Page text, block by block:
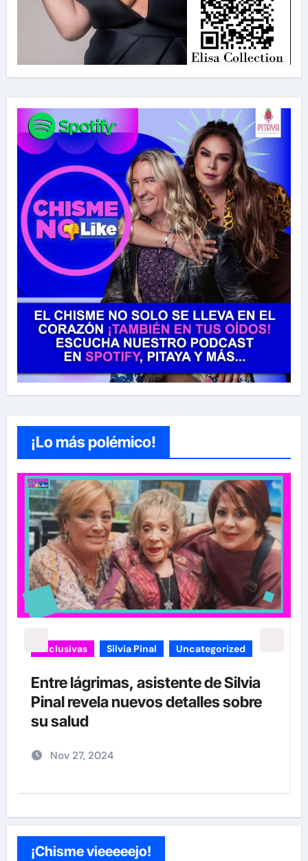
¡Lo más polémico!
carolina Sandoval Exclusivas
¡EXCLUSIVA! Revelamos la verdad
detrás del divorcio de Carolina
Sandoval y Nick Hernández
Nov 26, 2024
¡Chisme vieeeeejo!